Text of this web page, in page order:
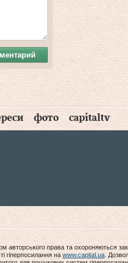
фото capitaltv
авторського права та охороняються
гіперпосилання на www.capital.ua .